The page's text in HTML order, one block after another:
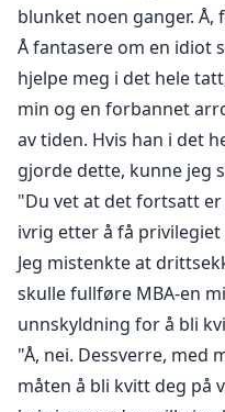
blunket noen ganger. Å,
Å fantasere om en idiot
hjelpe meg i det hele
min og en forbannet
av tiden. Hvis han i det
gjorde dette, kunne jeg
"Du vet at det fortsatt
ivrig etter å få privilegiet
Jeg mistenkte at
skulle fullføre MBA-en
unnskyldning for å bli
"Å, nei. Dessverre, med
måten å bli kvitt deg på